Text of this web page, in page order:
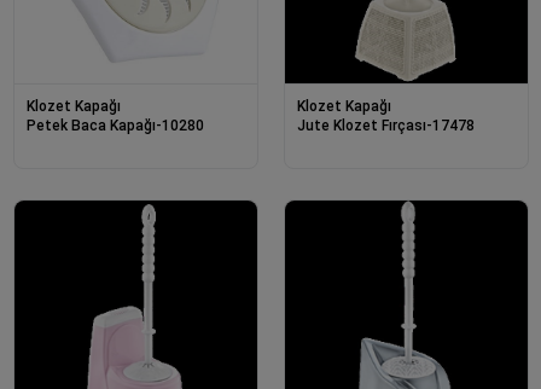
Klozet Kapağı
Petek Baca Kapağı-10280
Klozet Kapağı
Jute Klozet Fırçası-17478